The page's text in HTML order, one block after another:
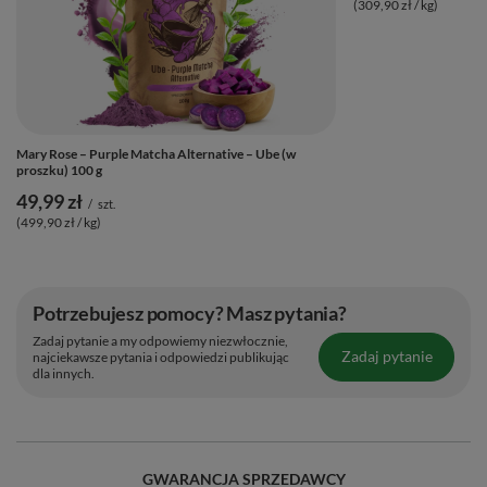
tradycyjne suszenie w wysokich temperaturach.
To doskonała, w 100% bezkofeinowa alternatywa
które chcą cieszyć się uspokajającym rytuałem
przygotowywania matchy i tworzyć piękne, wielokolorowe
napoje i latte, ale unikają pobudzenia lub po prostu mają ochotę
na soczyście owocowe wrażenia smakowe. ✨
Mary Rose – Purple Matcha Alternative – Ube (w
proszku) 100 g
49,99 zł / szt.
(499,90 zł / kg)
(309,90 zł / kg)
Potrzebujesz pomocy? Masz pytania?
Zadaj pytanie a my odpowiemy niezwłocznie,
najciekawsze pytania i odpowiedzi publikując
dla innych.
Zadaj pytanie
GWARANCJA SPRZEDAWCY